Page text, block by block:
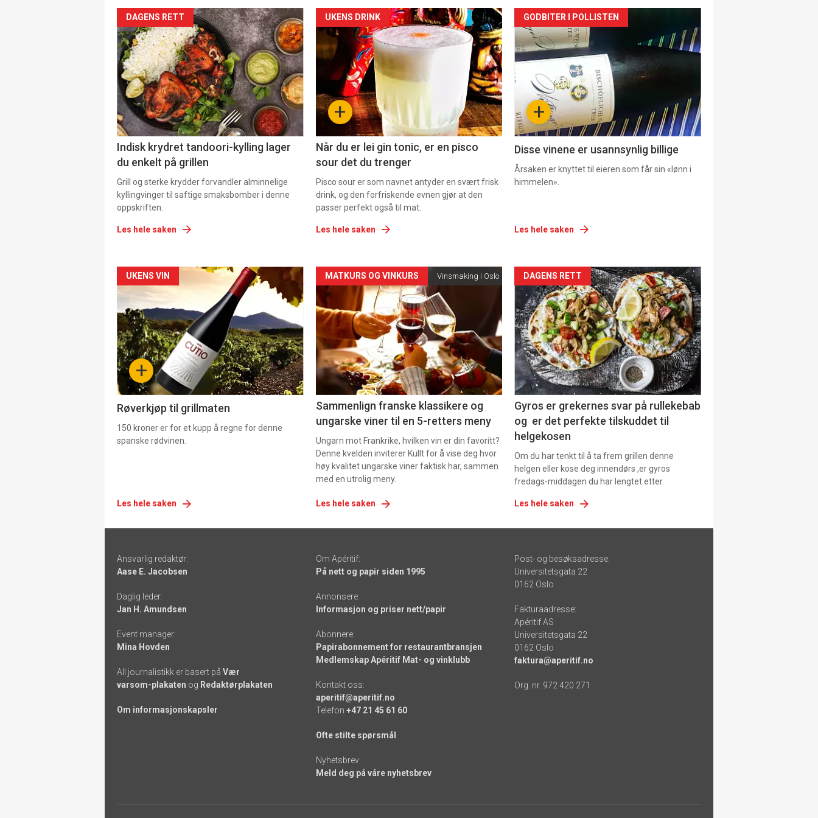
DAGENS RETT
Indisk krydret tandoori-kylling lager
du enkelt på grillen
Grill og sterke krydder forvandler alminnelige
kyllingvinger til saftige smaksbomber i denne
oppskriften.
Les hele saken
Forsiden
akkurat
nå
-
+
UKENS DRINK
Når du er lei gin tonic, er en pisco
sour det du trenger
Pisco sour er som navnet antyder en svært frisk
drink, og den forfriskende evnen gjør at den
passer perfekt også til mat.
Les hele saken
Forsiden
akkurat
nå
3 +
GODBITER I POLLISTEN
Disse vinene er usannsynlig billige
Årsaken er knyttet til eieren som får sin «lønn i
himmelen».
Les hele saken
Forsiden
akkurat
nå
-
4 +
UKENS VIN
Røverkjøp til grillmaten
150 kroner er for et kupp å regne for denne
spanske rødvinen.
Les hele saken
Forsiden
akkurat
nå
-
5
MATKURS OG VINKURS Vinsmaking i Oslo
Sammenlign franske klassikere og
ungarske viner til en 5-retters meny
Ungarn mot Frankrike, hvilken vin er din favoritt?
Denne kvelden inviterer Kullt for å vise deg hvor
høy kvalitet ungarske viner faktisk har, sammen
med en utrolig meny.
Les hele saken
Forsiden
akkurat
nå
-
6
DAGENS RETT
Gyros er grekernes svar på rullekebab
og er det perfekte tilskuddet til
helgekosen
Om du har tenkt til å ta frem grillen denne
helgen eller kose deg innendørs ,er gyros
fredags-middagen du har lengtet etter.
Les hele saken
-
links
Ansvarlig redaktør:
Aase E. Jacobsen
Daglig leder:
Jan H. Amundsen
Event manager:
Mina Hovden
All journalistikk er basert på Vær
varsom-plakaten og Redaktørplakaten
Om informasjonskapsler
Om Apéritif:
På nett og papir siden 1995
Annonsere:
Informasjon og priser nett/papir
Abonnere:
Papirabonnement for restaurantbransjen
Medlemskap Apéritif Mat- og vinklubb
Kontakt oss:
aperitif@aperitif.no
Telefon +47 21 45 61 60
Ofte stilte spørsmål
Nyhetsbrev:
Meld deg på våre nyhetsbrev
Post- og besøksadresse:
Universitetsgata 22
0162 Oslo
Fakturaadresse:
Apéritif AS
Universitetsgata 22
0162 Oslo
faktura@aperitif.no
Org. nr. 972 420 271